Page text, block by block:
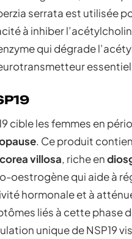
serrata est utilisée
à inhiber
qui dégrade
cible les femmes en
. Ce produit
villosa, riche en
oestrogène qui aide à
hormonale et à
liés à cette phase
unique de NSP19